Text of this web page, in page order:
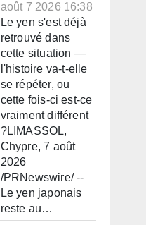
août 7 2026 16:38
Le yen s'est déjà
retrouvé dans
cette situation —
l'histoire va-t-elle
se répéter, ou
cette fois-ci est-ce
vraiment différent
?LIMASSOL,
Chypre, 7 août
2026
/PRNewswire/ --
Le yen japonais
reste au…